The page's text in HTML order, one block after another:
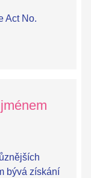
Act No.
bývá získání